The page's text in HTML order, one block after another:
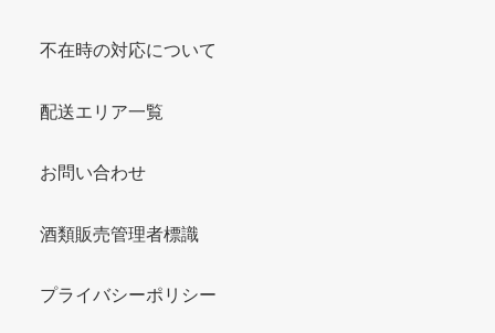
不在時の対応について
配送エリア一覧
お問い合わせ
酒類販売管理者標識
プライバシーポリシー